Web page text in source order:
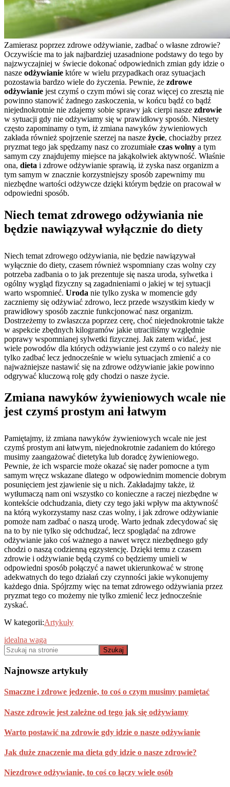
Zamierasz poprzez zdrowe odżywianie, zadbać o własne zdrowie?
Oczywiście ma to jak najbardziej uzasadnione podstawy do tego by
najzwyczajniej w świecie dokonać odpowiednich zmian gdy idzie o
nasze odżywianie które w wielu przypadkach oraz sytuacjach
pozostawia bardzo wiele do życzenia. Pewnie, że zdrowe
odżywianie jest czymś o czym mówi się coraz więcej co zresztą nie
powinno stanowić żadnego zaskoczenia, w końcu bądź co bądź
niejednokrotnie nie zdajemy sobie sprawy jak cierpi nasze zdrowie
w sytuacji gdy nie odżywiamy się w prawidłowy sposób. Niestety
często zapominamy o tym, iż zmiana nawyków żywieniowych
zakłada również spojrzenie szerzej na nasze życie, chociażby przez
pryzmat tego jak spędzamy nasz co zrozumiałe czas wolny a tym
samym czy znajdujemy miejsce na jakąkolwiek aktywność. Właśnie
ona, dieta i zdrowe odżywianie sprawią, iż zyska nasz organizm a
tym samym w znacznie korzystniejszy sposób zapewnimy mu
niezbędne wartości odżywcze dzięki którym będzie on pracował w
odpowiedni sposób.
Niech temat zdrowego odżywiania nie
będzie nawiązywał wyłącznie do diety
Niech temat zdrowego odżywiania, nie będzie nawiązywał
wyłącznie do diety, czasem również wspomniany czas wolny czy
potrzeba zadbania o to jak prezentuje się nasza uroda, sylwetka i
ogólny wygląd fizyczny są zagadnieniami o jakiej w tej sytuacji
warto wspomnieć. Uroda nie tylko zyska w momencie gdy
zaczniemy się odżywiać zdrowo, lecz przede wszystkim kiedy w
prawidłowy sposób zacznie funkcjonować nasz organizm.
Dostrzeżemy to zwłaszcza poprzez cerę, choć niejednokrotnie także
w aspekcie zbędnych kilogramów jakie utraciliśmy względnie
poprawy wspomnianej sylwetki fizycznej. Jak zatem widać, jest
wiele powodów dla których odżywianie jest czymś o co należy nie
tylko zadbać lecz jednocześnie w wielu sytuacjach zmienić a co
najważniejsze nastawić się na zdrowe odżywianie jakie powinno
odgrywać kluczową rolę gdy chodzi o nasze życie.
Zmiana nawyków żywieniowych wcale nie
jest czymś prostym ani łatwym
Pamiętajmy, iż zmiana nawyków żywieniowych wcale nie jest
czymś prostym ani łatwym, niejednokrotnie zadaniem do którego
musimy zaangażować dietetyka lub doradcę żywieniowego.
Pewnie, że ich wsparcie może okazać się nader pomocne a tym
samym wręcz wskazane dlatego w odpowiednim momencie dobrym
posunięciem jest zjawienie się u nich. Zakładajmy także, iż
wytłumaczą nam oni wszystko co konieczne a raczej niezbędne w
kontekście odchudzania, diety czy tego jaki wpływ ma aktywność
na którą wykorzystamy nasz czas wolny, i jak zdrowe odżywianie
pomoże nam zadbać o naszą urodę. Warto jednak zdecydować się
na to by nie tylko się odchudzać, lecz spoglądać na zdrowe
odżywianie jako coś ważnego a nawet wręcz niezbędnego gdy
chodzi o naszą codzienną egzystencję. Dzięki temu z czasem
zdrowie i odżywianie będą czymś co będziemy umieli w
odpowiedni sposób połączyć a nawet ukierunkować w stronę
adekwatnych do tego działań czy czynności jakie wykonujemy
każdego dnia. Spójrzmy więc na temat zdrowego odżywiania przez
pryzmat tego co możemy nie tylko zmienić lecz jednocześnie
zyskać.
W kategorii:Artykuły
Pierwszy
Sidebar
idealna waga
Szukaj
na
stronie
Najnowsze artykuły
Smaczne i zdrowe jedzenie, to coś o czym musimy pamiętać
Nasze zdrowie jest zależne od tego jak się odżywiamy
Warto postawić na zdrowie gdy idzie o nasze odżywianie
Jak duże znaczenie ma dieta gdy idzie o nasze zdrowie?
Niezdrowe odżywianie, to coś co łączy wiele osób